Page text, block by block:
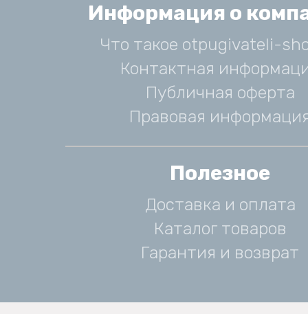
Информация о
Что такое otpugivateli-
Контактная
Публичная оферта
Правовая
Полезное
Доставка и оплата
Каталог товаров
Гарантия и возврат